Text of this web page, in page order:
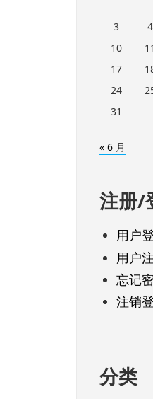
3
4
10
11
17
24
31
« 6 月
注册/
用户
用户
忘记
注销
分类